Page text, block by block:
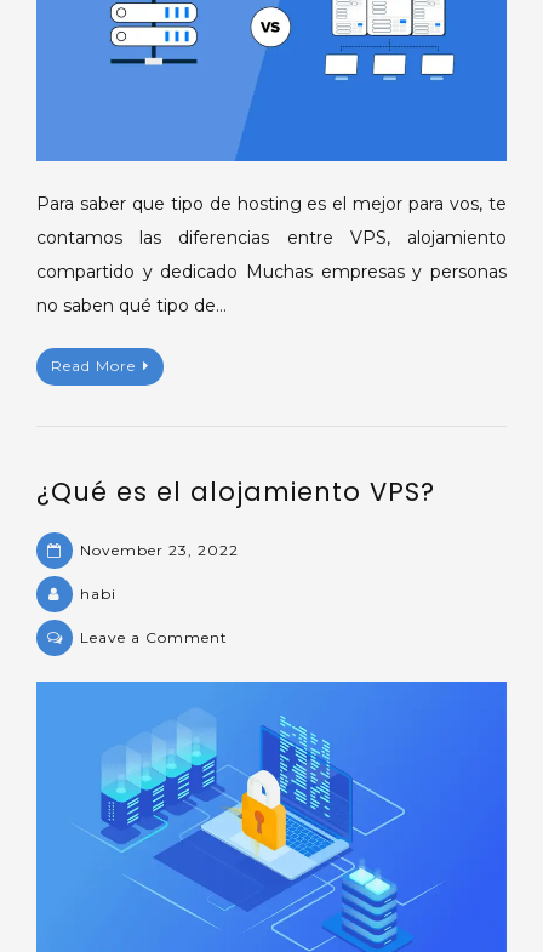
Para saber que tipo de hosting es el mejor para vos, te
contamos las diferencias entre VPS, alojamiento
compartido y dedicado Muchas empresas y personas
no saben qué tipo de…
Read More
¿Qué es el alojamiento VPS?
November 23, 2022
habi
Leave a Comment
alojamiento
VPS?